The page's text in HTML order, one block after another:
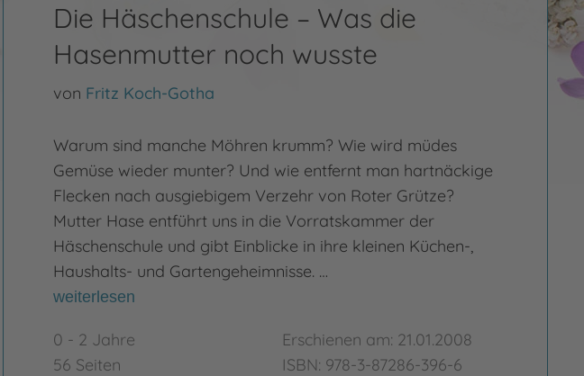
Die Häschenschule – Was die
Hasenmutter noch wusste
von Fritz Koch-Gotha
Warum sind manche Möhren krumm? Wie wird müdes
Gemüse wieder munter? Und wie entfernt man hartnäckige
Flecken nach ausgiebigem Verzehr von Roter Grütze?
Mutter Hase entführt uns in die Vorratskammer der
Häschenschule und gibt Einblicke in ihre kleinen Küchen-,
Haushalts- und Gartengeheimnisse. …
weiterlesen
0 - 2 Jahre
56 Seiten
Erschienen am: 21.01.2008
ISBN: 978-3-87286-396-6